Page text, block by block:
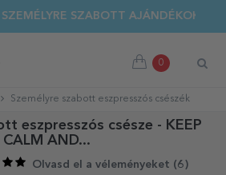
SZABOTT AJÁNDÉKOKAT!
0
Személyre szabott eszpresszós csészék
eszpresszós csésze - KEEP
CALM AND...
Olvasd el a véleményeket (6 )